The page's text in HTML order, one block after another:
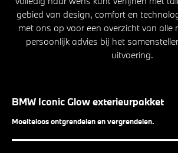
gebied van design, comfort en
met ons op voor een overzicht van alle
persoonlijk advies bij het
uitvoering.
BMW Iconic Glow exterieurpakket
Moeiteloos ontgrendelen en vergrendelen.